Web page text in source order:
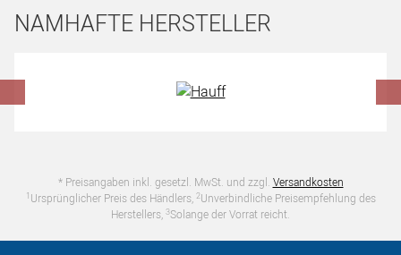
NAMHAFTE HERSTELLER
* Preisangaben inkl. gesetzl. MwSt. und zzgl. Versandkosten
1 Ursprünglicher Preis des Händlers, 2Unverbindliche Preisempfehlung des
Herstellers, 3Solange der Vorrat reicht.